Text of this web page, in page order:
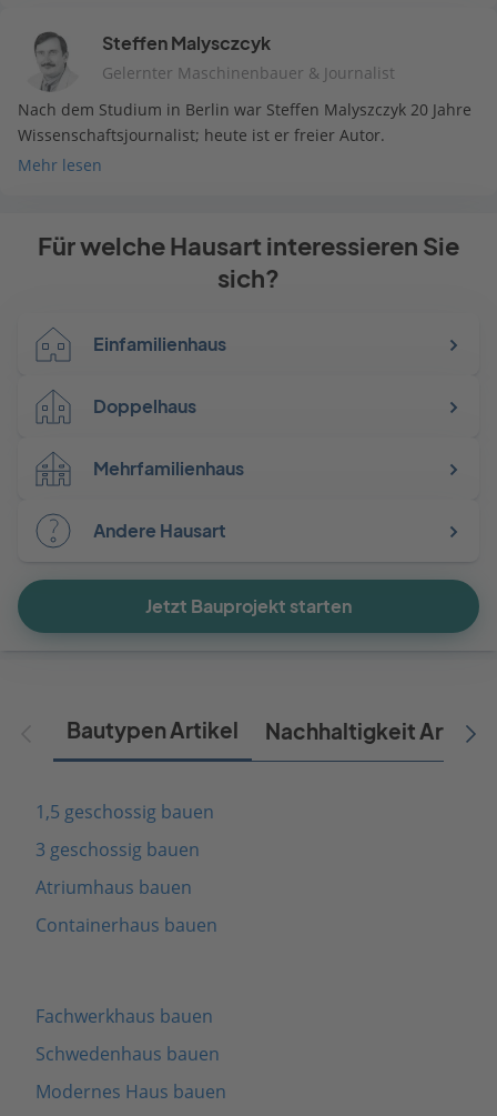
Steffen Malysczcyk
Gelernter Maschinenbauer & Journalist
Nach dem Studium in Berlin war Steffen Malyszczyk 20 Jahre
Wissenschaftsjournalist; heute ist er freier Autor.
Mehr lesen
Für welche Hausart interessieren Sie
sich?
Einfamilienhaus
Doppelhaus
Mehrfamilienhaus
Andere Hausart
Jetzt Bauprojekt starten
Bautypen Artikel Nachhaltigkeit Artikel
1,5 geschossig bauen
3 geschossig bauen
Atriumhaus bauen
Containerhaus bauen
Fachwerkhaus bauen
Schwedenhaus bauen
Modernes Haus bauen